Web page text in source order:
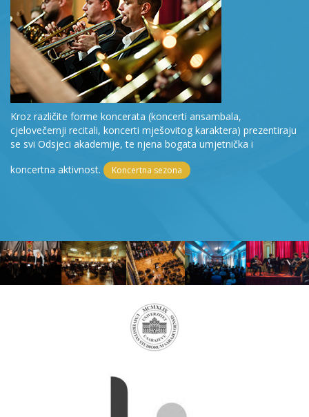
Kroz različite forme koncerata (koncerti ansambala,
cjelovečernji recitali, koncerti mješovitog karaktera) prezentiraju
se svi Odsjeci akademije, te njena bogata umjetnička i
koncertna aktivnost.
Koncertna sezona